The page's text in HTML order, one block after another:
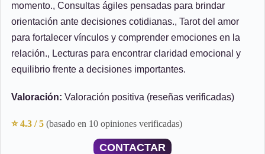
momento., Consultas ágiles pensadas para brindar
orientación ante decisiones cotidianas., Tarot del amor
para fortalecer vínculos y comprender emociones en la
relación., Lecturas para encontrar claridad emocional y
equilibrio frente a decisiones importantes.
Valoración: Valoración positiva (reseñas verificadas)
⭐ 4.3 / 5 (basado en 10 opiniones verificadas)
CONTACTAR